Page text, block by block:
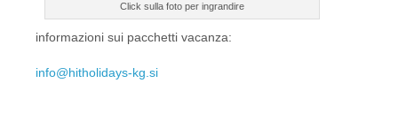
Click sulla foto per ingrandire
informazioni sui pacchetti vacanza:
info@hitholidays-kg.si